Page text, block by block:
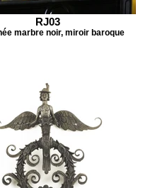
RJ03
marbre noir, miroir baroque